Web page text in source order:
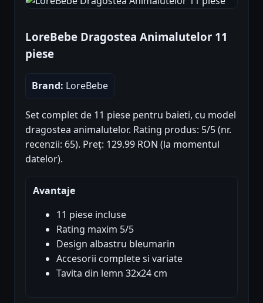
LoreBebe Dragostea Animalutelor 11
piese
Brand: LoreBebe
Set complet de 11 piese pentru baieti, cu model
dragostea animalutelor. Rating produs: 5/5 (nr.
recenzii: 65). Preț: 129.99 RON (la momentul
datelor).
Avantaje
11 piese incluse
Rating maxim 5/5
Design albastru bleumarin
Accesorii complete si variate
Tavita din lemn 32x24 cm